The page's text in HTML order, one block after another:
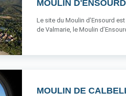
MOULIN D'ENSOURD
Le site du Moulin d’Ensourd
de Valmarie, le Moulin
MOULIN DE